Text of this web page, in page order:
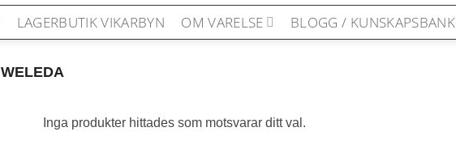
LAGERBUTIK VIKARBYN OM VARELSE BLOGG / KUNSKAPSBANK
WELEDA
Inga produkter hittades som motsvarar ditt val.